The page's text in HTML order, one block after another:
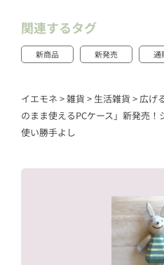
関連するタグ
新商品 新発売 通
イエモネ >雑貨 > 生活雑貨 >広げ
のまま使えるPCケース」新発売
使い勝手よし